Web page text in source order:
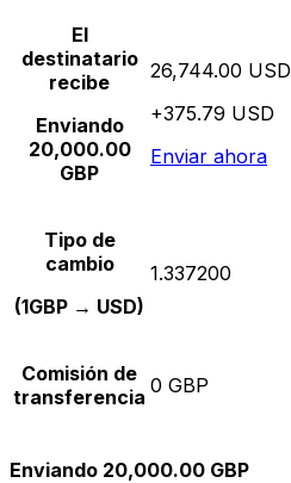
El
destinatario
recibe
Enviando
20,000.00
GBP
26,744.00 USD
+375.79 USD
Enviar ahora
Tipo de
cambio
(1GBP → USD)
1.337200
Comisión de
transferencia 0 GBP
Enviando 20,000.00 GBP